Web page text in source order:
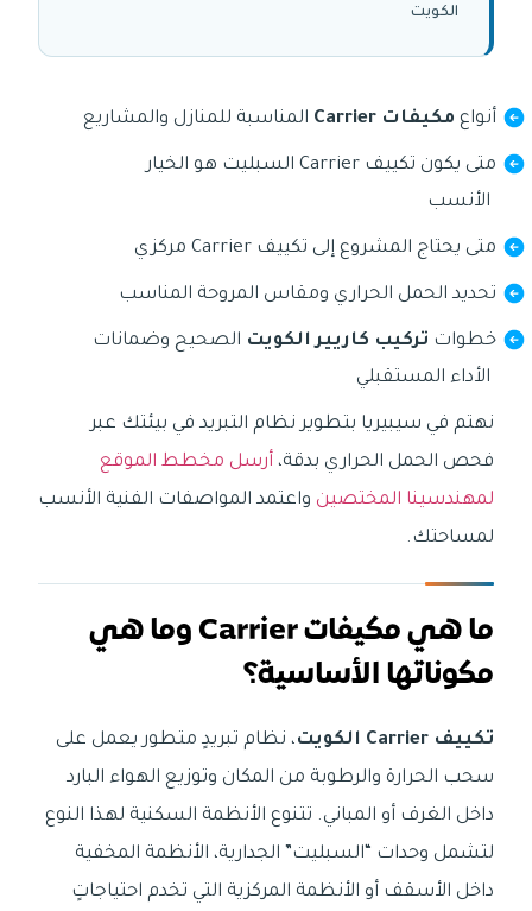
الكويت
أنواع مكيفات Carrier المناسبة للمنازل والمشاريع
متى يكون تكييف Carrier السبليت هو الخيار
الأنسب
متى يحتاج المشروع إلى تكييف Carrier مركزي
تحديد الحمل الحراري ومقاس المروحة المناسب
خطوات تركيب كاريير الكويت الصحيح وضمانات
الأداء المستقبلي
نهتم في سيبيريا بتطوير نظام التبريد في بيئتك عبر
فحص الحمل الحراري بدقة، أرسل مخطط الموقع
لمهندسينا المختصين واعتمد المواصفات الفنية الأنسب
لمساحتك.
ما هي مكيفات Carrier وما هي
مكوناتها الأساسية؟
تكييف Carrier الكويت
، نظام تبريدٍ متطور يعمل على
سحب الحرارة والرطوبة من المكان وتوزيع الهواء البارد
داخل الغرف أو المباني. تتنوع الأنظمة السكنية لهذا النوع
لتشمل وحدات “السبليت” الجدارية، الأنظمة المخفية
داخل الأسقف أو الأنظمة المركزية التي تخدم احتياجاتٍ